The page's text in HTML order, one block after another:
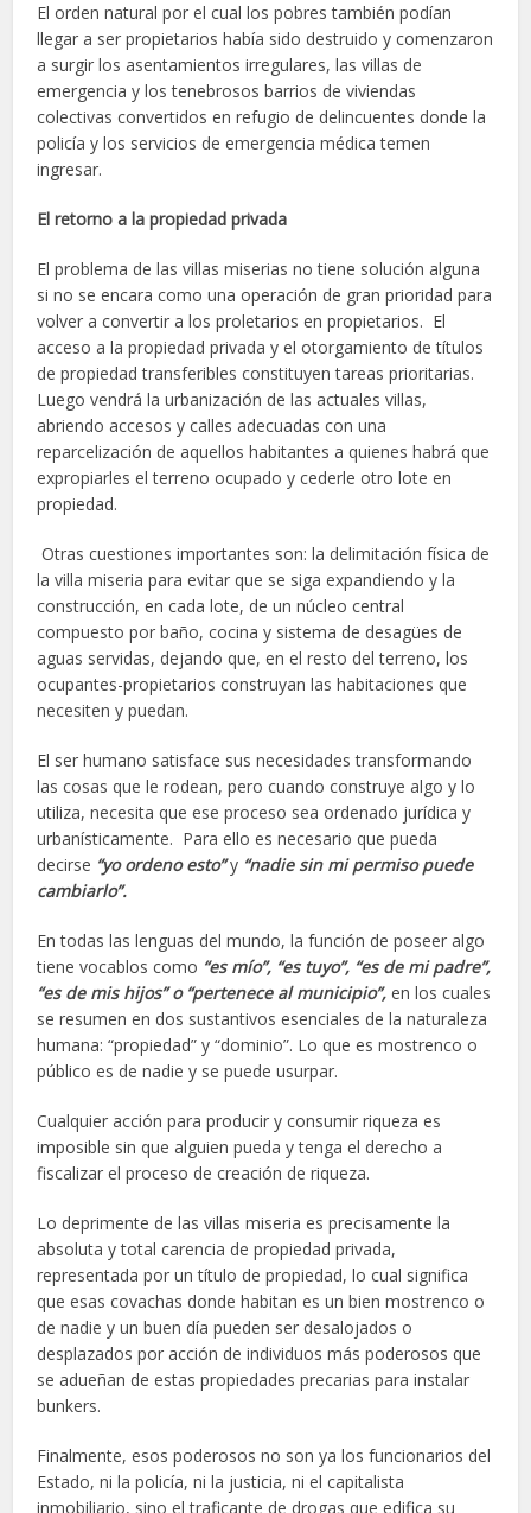
El orden natural por el cual los pobres también podían
llegar a ser propietarios había sido destruido y comenzaron
a surgir los asentamientos irregulares, las villas de
emergencia y los tenebrosos barrios de viviendas
colectivas convertidos en refugio de delincuentes donde la
policía y los servicios de emergencia médica temen
ingresar.
El retorno a la propiedad privada
El problema de las villas miserias no tiene solución alguna
si no se encara como una operación de gran prioridad para
volver a convertir a los proletarios en propietarios. El
acceso a la propiedad privada y el otorgamiento de títulos
de propiedad transferibles constituyen tareas prioritarias.
Luego vendrá la urbanización de las actuales villas,
abriendo accesos y calles adecuadas con una
reparcelización de aquellos habitantes a quienes habrá que
expropiarles el terreno ocupado y cederle otro lote en
propiedad.
Otras cuestiones importantes son: la delimitación física de
la villa miseria para evitar que se siga expandiendo y la
construcción, en cada lote, de un núcleo central
compuesto por baño, cocina y sistema de desagües de
aguas servidas, dejando que, en el resto del terreno, los
ocupantes-propietarios construyan las habitaciones que
necesiten y puedan.
El ser humano satisface sus necesidades transformando
las cosas que le rodean, pero cuando construye algo y lo
utiliza, necesita que ese proceso sea ordenado jurídica y
urbanísticamente. Para ello es necesario que pueda
decirse “yo ordeno esto”y “nadie sin mi permiso puede
cambiarlo”.
En todas las lenguas del mundo, la función de poseer algo
tiene vocablos como “es mío”, “es tuyo”, “es de mi padre”,
“es de mis hijos” o “pertenece al municipio”, en los cuales
se resumen en dos sustantivos esenciales de la naturaleza
humana: “propiedad” y “dominio”. Lo que es mostrenco o
público es de nadie y se puede usurpar.
Cualquier acción para producir y consumir riqueza es
imposible sin que alguien pueda y tenga el derecho a
fiscalizar el proceso de creación de riqueza.
Lo deprimente de las villas miseria es precisamente la
absoluta y total carencia de propiedad privada,
representada por un título de propiedad, lo cual significa
que esas covachas donde habitan es un bien mostrenco o
de nadie y un buen día pueden ser desalojados o
desplazados por acción de individuos más poderosos que
se adueñan de estas propiedades precarias para instalar
bunkers.
Finalmente, esos poderosos no son ya los funcionarios del
Estado, ni la policía, ni la justicia, ni el capitalista
inmobiliario, sino el traficante de drogas que edifica su